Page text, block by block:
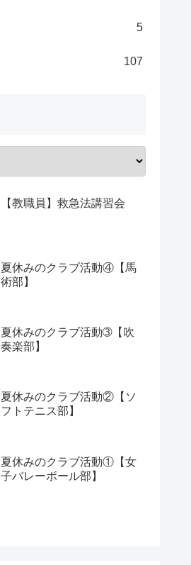
5
107
【教職員】救急法講習会
夏休みのクラブ活動④【馬
術部】
夏休みのクラブ活動➂【吹
奏楽部】
夏休みのクラブ活動②【ソ
フトテニス部】
夏休みのクラブ活動①【女
子バレーボール部】